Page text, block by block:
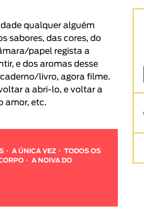
qualquer alguém
sabores, das cores, do
papel regista a
e dos aromas desse
livro, agora filme.
a abri-lo, e voltar a
amor, etc.
A ÚNICA VEZ
TODOS OS
A NOIVA DO